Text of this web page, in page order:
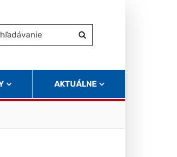
Hľadať
AKTUÁLNE